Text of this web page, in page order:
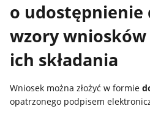
o udostępnienie
wzory wniosków
ich składania
Wniosek można złożyć w formie
opatrzonego podpisem